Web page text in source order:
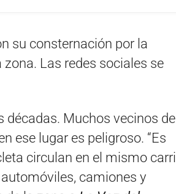
su consternación por la
Las redes sociales se
Muchos vecinos de
ese lugar es peligroso. “Es
circulan en el mismo carril
camiones y